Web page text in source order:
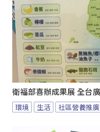
衛福部喜辦成果展 全台
環境 生活 社區營養推